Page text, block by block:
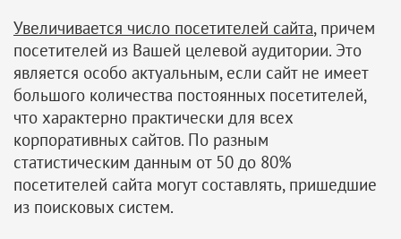
Увеличивается число посетителей сайта, причем
посетителей из Вашей целевой аудитории. Это
является особо актуальным, если сайт не имеет
большого количества постоянных посетителей,
что характерно практически для всех
корпоративных сайтов. По разным
статистическим данным от 50 до 80%
посетителей сайта могут составлять, пришедшие
из поисковых систем.